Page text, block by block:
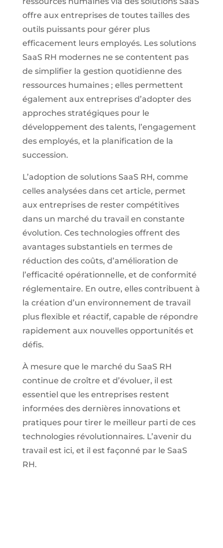
offre aux entreprises de toutes tailles des
outils puissants pour gérer plus
efficacement leurs employés. Les solutions
SaaS RH modernes ne se contentent pas
de simplifier la gestion quotidienne des
ressources humaines ; elles permettent
également aux entreprises d’adopter des
approches stratégiques pour le
développement des talents, l’engagement
des employés, et la planification de la
succession.
L’adoption de solutions SaaS RH, comme
celles analysées dans cet article, permet
aux entreprises de rester compétitives
dans un marché du travail en constante
évolution. Ces technologies offrent des
avantages substantiels en termes de
réduction des coûts, d’amélioration de
l’efficacité opérationnelle, et de conformité
réglementaire. En outre, elles contribuent à
la création d’un environnement de travail
plus flexible et réactif, capable de répondre
rapidement aux nouvelles opportunités et
défis.
À mesure que le marché du SaaS RH
continue de croître et d’évoluer, il est
essentiel que les entreprises restent
informées des dernières innovations et
pratiques pour tirer le meilleur parti de ces
technologies révolutionnaires. L’avenir du
travail est ici, et il est façonné par le SaaS
RH.